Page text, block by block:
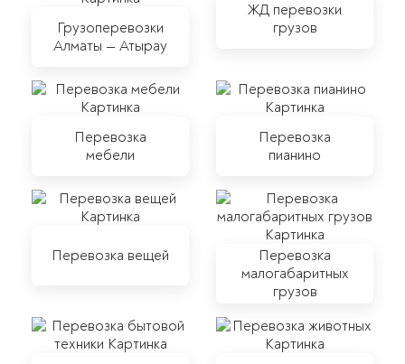
Грузоперевозки
Алматы — Атырау
ЖД перевозки
грузов
Перевозка
мебели
Перевозка
пианино
Перевозка вещей
Перевозка
малогабаритных
грузов